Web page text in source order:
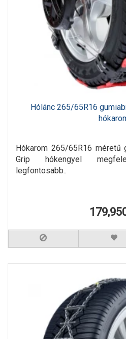
Hólánc 265/65R16
Hókarom 265/65R16 méretű
Grip hókengyel
legfontosabb..